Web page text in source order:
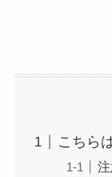
こちら